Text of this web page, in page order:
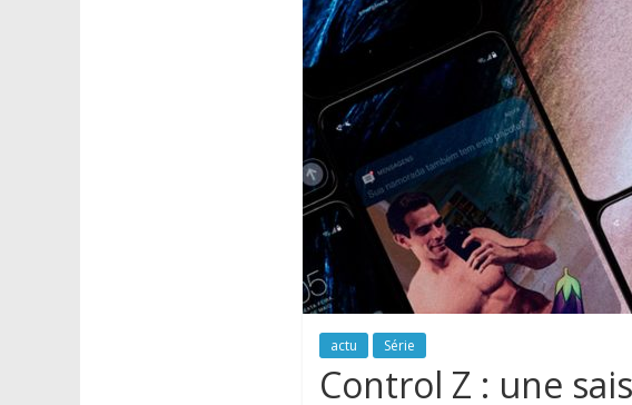
actu Série
Control Z : une